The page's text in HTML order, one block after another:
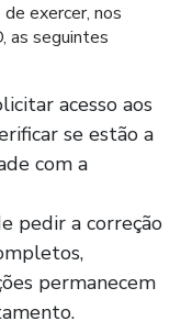
exercer, nos
as seguintes
acesso aos
se estão a
com a
pedir a correção
permanecem